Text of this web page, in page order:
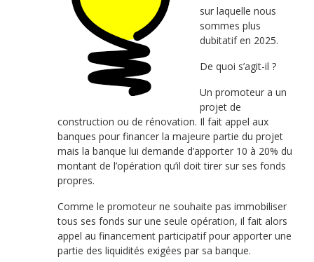
sur laquelle nous
sommes plus
dubitatif en 2025.
De quoi s’agit-il ?
Un promoteur a un
projet de
construction ou de rénovation. Il fait appel aux
banques pour financer la majeure partie du projet
mais la banque lui demande d’apporter 10 à 20% du
montant de l’opération qu’il doit tirer sur ses fonds
propres.
Comme le promoteur ne souhaite pas immobiliser
tous ses fonds sur une seule opération, il fait alors
appel au financement participatif pour apporter une
partie des liquidités exigées par sa banque.